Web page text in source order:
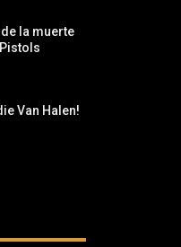
la muerte
Van Halen!